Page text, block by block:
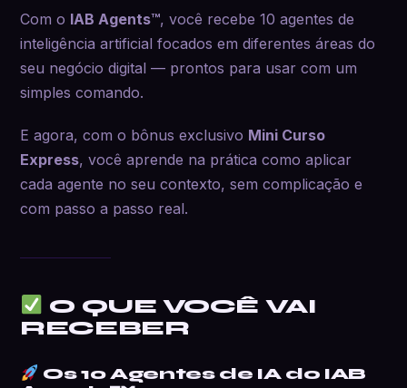
Com o IAB Agents™, você recebe 10 agentes de
inteligência artificial focados em diferentes áreas do
seu negócio digital — prontos para usar com um
simples comando.
E agora, com o bônus exclusivo Mini Curso
Express, você aprende na prática como aplicar
cada agente no seu contexto, sem complicação e
com passo a passo real.
O QUE VOCÊ VAI
RECEBER
Os 10 Agentes de IA do IAB